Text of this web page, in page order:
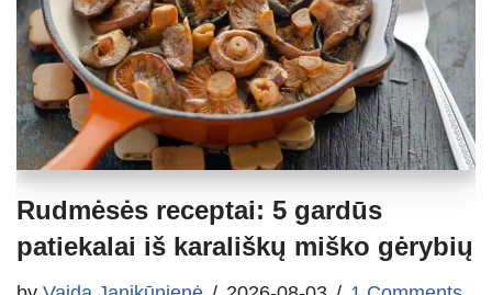
Rudmėsės receptai: 5 gardūs
patiekalai iš karališkų miško gėrybių